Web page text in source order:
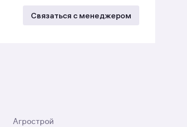
Связаться с менеджером
Агрострой